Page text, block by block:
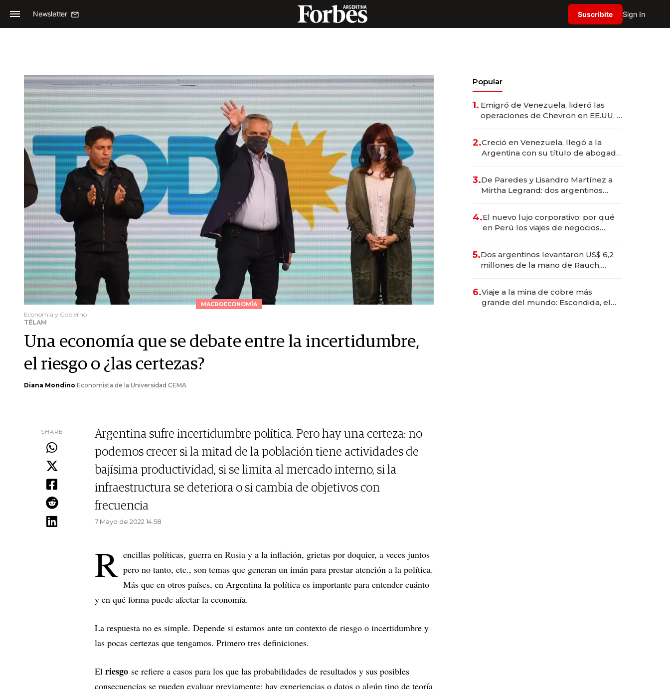
Newsletter Suscribite Sign In
MACROECONOMÍA
Economía y Gobierno
TÉLAM
Una economía que se debate entre la incertidumbre,
el riesgo o ¿las certezas?
Diana Mondino Economista de la Universidad CEMA
SHARE
Argentina sufre incertidumbre política. Pero hay una certeza: no
podemos crecer si la mitad de la población tiene actividades de
bajísima productividad, si se limita al mercado interno, si la
infraestructura se deteriora o si cambia de objetivos con
frecuencia
7 Mayo de 2022 14.58
R encillas políticas, guerra en Rusia y a la inflación, grietas por doquier, a veces juntos
pero no tanto, etc., son temas que generan un imán para prestar atención a la política.
Más que en otros países, en Argentina la política es importante para entender cuánto
y en qué forma puede afectar la economía.
La respuesta no es simple. Depende si estamos ante un contexto de riesgo o incertidumbre y
las pocas certezas que tengamos. Primero tres definiciones.
El riesgo se refiere a casos para los que las probabilidades de resultados y sus posibles
consecuencias se pueden evaluar previamente: hay experiencias o datos o algún tipo de teoría
Popular
1. Emigró de Venezuela, lideró las
operaciones de Chevron en EE.UU. y
2.Creció en Venezuela, llegó a la
Argentina con su título de abogado
marcas "fast premium"
3.De Paredes y Lisandro Martínez a
Mirtha Legrand: dos argentinos
4.El nuevo lujo corporativo: por qué
en Perú los viajes de negocios
transformadoras
5.Dos argentinos levantaron US$ 6,2
millones de la mano de Rauch,
6.Viaje a la mina de cobre más
grande del mundo: Escondida, el